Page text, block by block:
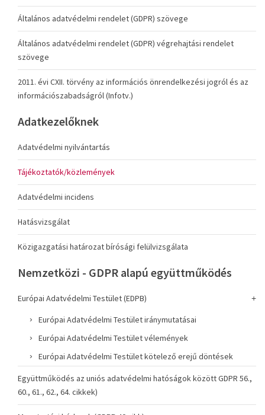
Általános adatvédelmi rendelet (GDPR) szövege
Általános adatvédelmi rendelet (GDPR) végrehajtási rendelet
szövege
2011. évi CXII. törvény az információs önrendelkezési jogról és az
információszabadságról (Infotv.)
Adatkezelőknek
Adatvédelmi nyilvántartás
Tájékoztatók/közlemények
Adatvédelmi incidens
Hatásvizsgálat
Közigazgatási határozat bírósági felülvizsgálata
Nemzetközi - GDPR alapú együttműködés
Európai Adatvédelmi Testület (EDPB)
Európai Adatvédelmi Testület iránymutatásai
Európai Adatvédelmi Testület vélemények
Európai Adatvédelmi Testület kötelező erejű döntések
Együttműködés az uniós adatvédelmi hatóságok között GDPR 56.,
60., 61., 62., 64. cikkek)